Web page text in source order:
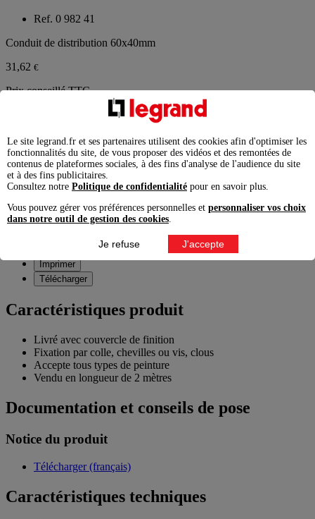
Ref. 0 982 41
Conduit de distribution 60x40mm
31,62 €
Prix conseillé TTC
éco-contribution incluse
Ajouter à la liste Enlever de la liste
de l'enseigne ou du site marchand auprès duquel il a acheté le
produit.
Ajouter au comparateur
Imprimer
Télécharger
Caractéristiques produit
Livré avec couvercle de finition
Fixation par colle, chevilles ou vis, clous
Accepte tous types de peinture
Vendu en longueur de 2 mètres
Documentation et conseils de pose
Notice du produit
Télécharger (français)
Caractéristiques techniques
Le site legrand.fr et ses partenaires utilisent des cookies afin d'optimiser les
fonctionnalités du site, de vous proposer des vidéos et des remontées de
contenus de plateformes sociales, à des fins d'analyse de l'audience du site
et à des fins publicitaires.
Consultez notre Politique de confidentialité pour en savoir plus.
Vous pouvez gérer vos préférences personnelles et personnaliser vos choix
dans notre outil de gestion des cookies
Je refuse J'accepte